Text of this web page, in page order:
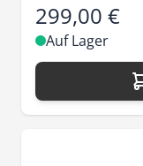
299,00 €
Auf Lager